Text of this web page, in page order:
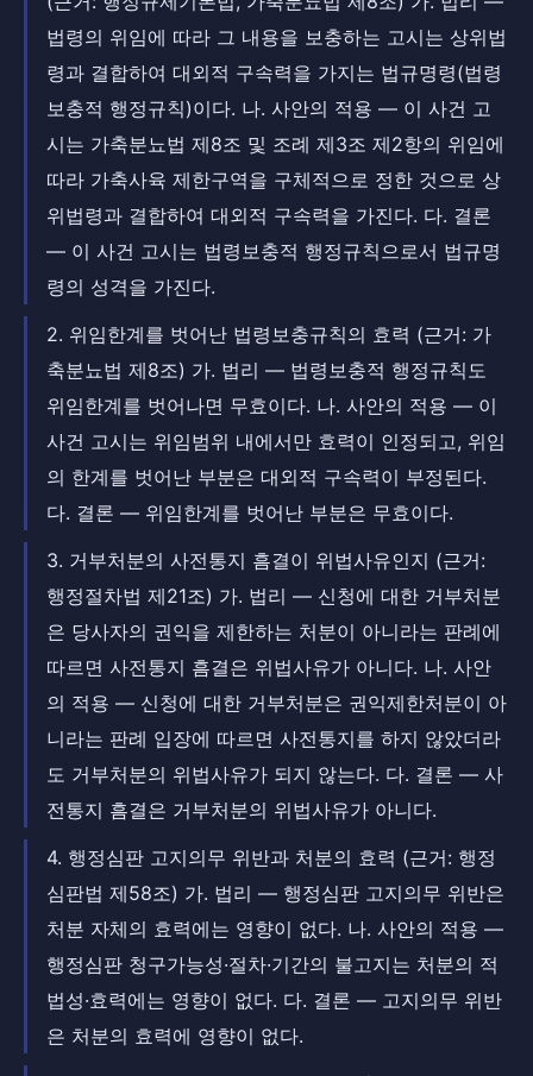
법령의 위임에 따라 그 내용을 보충하는 고시는 상위법
령과 결합하여 대외적 구속력을 가지는 법규명령(법령
보충적 행정규칙)이다. 나. 사안의 적용 — 이 사건 고
시는 가축분뇨법 제8조 및 조례 제3조 제2항의 위임에
따라 가축사육 제한구역을 구체적으로 정한 것으로 상
위법령과 결합하여 대외적 구속력을 가진다. 다. 결론
— 이 사건 고시는 법령보충적 행정규칙으로서 법규명
령의 성격을 가진다.
2. 위임한계를 벗어난 법령보충규칙의 효력 (근거: 가
축분뇨법 제8조) 가. 법리 — 법령보충적 행정규칙도
위임한계를 벗어나면 무효이다. 나. 사안의 적용 — 이
사건 고시는 위임범위 내에서만 효력이 인정되고, 위임
의 한계를 벗어난 부분은 대외적 구속력이 부정된다.
다. 결론 — 위임한계를 벗어난 부분은 무효이다.
3. 거부처분의 사전통지 흠결이 위법사유인지 (근거:
행정절차법 제21조) 가. 법리 — 신청에 대한 거부처분
은 당사자의 권익을 제한하는 처분이 아니라는 판례에
따르면 사전통지 흠결은 위법사유가 아니다. 나. 사안
의 적용 — 신청에 대한 거부처분은 권익제한처분이 아
니라는 판례 입장에 따르면 사전통지를 하지 않았더라
도 거부처분의 위법사유가 되지 않는다. 다. 결론 — 사
전통지 흠결은 거부처분의 위법사유가 아니다.
4. 행정심판 고지의무 위반과 처분의 효력 (근거: 행정
심판법 제58조) 가. 법리 — 행정심판 고지의무 위반은
처분 자체의 효력에는 영향이 없다. 나. 사안의 적용 —
행정심판 청구가능성·절차·기간의 불고지는 처분의 적
법성·효력에는 영향이 없다. 다. 결론 — 고지의무 위반
은 처분의 효력에 영향이 없다.